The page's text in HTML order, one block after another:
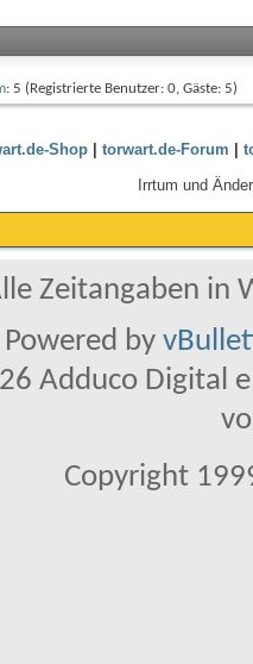
: 5 (Registrierte Benutzer: 0, Gäste: 5)
Shop| torwart.de-Forum
Irrtum und
Zeitangaben in
Powered by
Adduco Digital
Copyright